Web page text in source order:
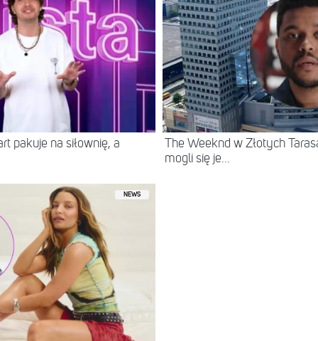
pakuje na siłownię, a
The Weeknd w Złotych
mogli się je...
NEWS